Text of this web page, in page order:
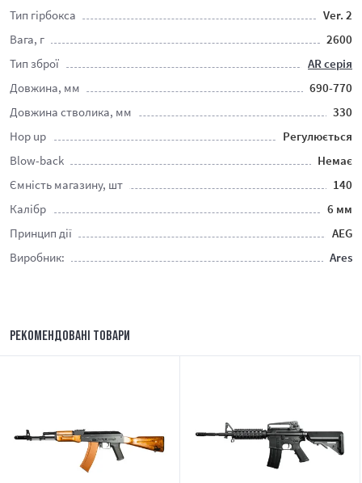
Тип гірбокса
Ver. 2
Вага, г
2600
Тип зброї
AR серія
Довжина, мм
690-770
Довжина стволика, мм
330
Hop up
Регулюється
Blow-back
Немає
Ємність магазину, шт
140
Калібр
6 мм
Принцип дії
AEG
Виробник:
Ares
РЕКОМЕНДОВАНІ ТОВАРИ